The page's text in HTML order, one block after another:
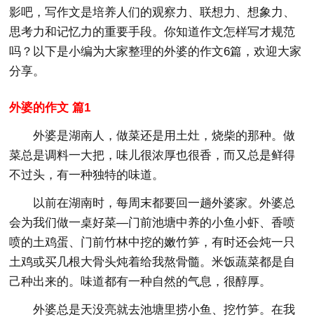
影吧，写作文是培养人们的观察力、联想力、想象力、
思考力和记忆力的重要手段。你知道作文怎样写才规范
吗？以下是小编为大家整理的外婆的作文6篇，欢迎大家
分享。
外婆的作文 篇1
外婆是湖南人，做菜还是用土灶，烧柴的那种。做
菜总是调料一大把，味儿很浓厚也很香，而又总是鲜得
不过头，有一种独特的味道。
以前在湖南时，每周末都要回一趟外婆家。外婆总
会为我们做一桌好菜—门前池塘中养的小鱼小虾、香喷
喷的土鸡蛋、门前竹林中挖的嫩竹笋，有时还会炖一只
土鸡或买几根大骨头炖着给我熬骨髓。米饭蔬菜都是自
己种出来的。味道都有一种自然的气息，很醇厚。
外婆总是天没亮就去池塘里捞小鱼、挖竹笋。在我